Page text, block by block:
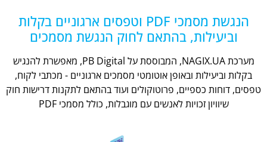
הנגשת מסמכי PDF וטפסים ארגוניים בקלות
וביעילות, בהתאם לחוק הנגשת מסמכים
מערכת NAGIX.UA, המבוססת על PB Digital, מאפשרת להנגיש
בקלות וביעילות ובאופן אוטומטי מסמכים ארגוניים - מכתבי לקוח,
טפסים, דוחות כספיים, פרוטוקולים ועוד בהתאם לתקנות דרישות חוק
שיוויון זכויות לאנשים עם מוגבלות, כולל מסמכי PDF